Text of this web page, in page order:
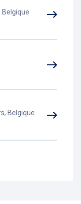
Belgique
Belgique